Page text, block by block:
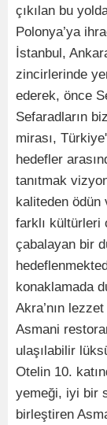
çıkılan bu
Polonya’ya
İstanbul,
zincirlerinde
ederek, önce
Sefaradların
mirası,
hedefler
tanıtmak
kaliteden ödün
farklı kültürleri
çabalayan bir
konaklamada
Akra’nın
Asmani
ulaşılabilir
Otelin 10.
yemeği, iyi bir
birleştiren